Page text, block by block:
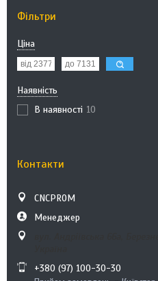
Фільтри
Ціна
Наявність
В наявності 10
Контакти
CNCPROM
Менеджер
+380 (97) 100-30-30